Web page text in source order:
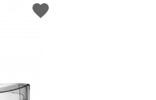
favorite